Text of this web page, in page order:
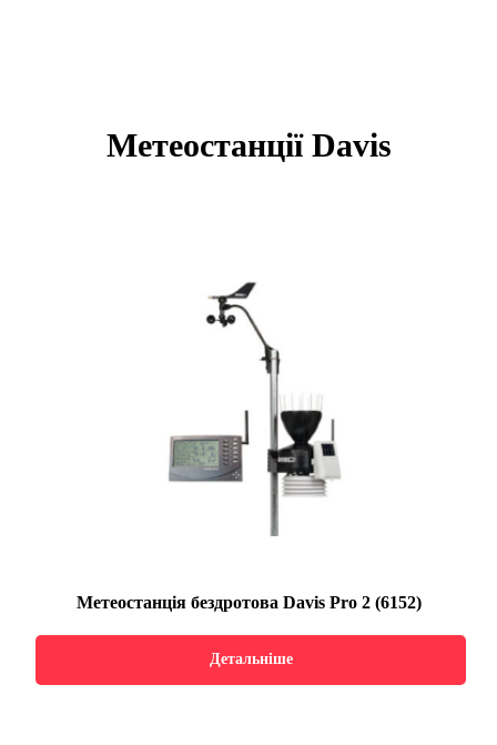
Метеостанції Davis
Метеостанція бездротова Davis Pro 2 (6152)
Детальніше